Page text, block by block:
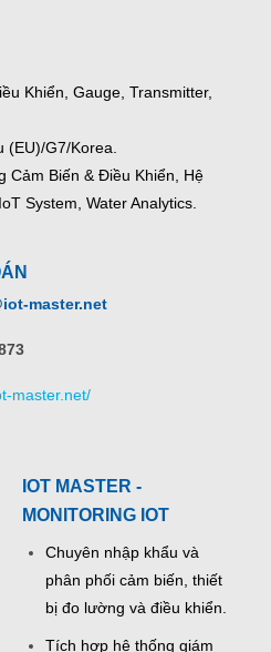
Khiển, Gauge, Transmitter,
(EU)/G7/Korea.
Cảm Biến & Điều Khiển, Hệ
System, Water Analytics.
master.net
master.net/
IOT MASTER -
MONITORING IOT
Chuyên nhập khẩu và
phân phối cảm biến, thiết
bị đo lường và điều khiển.
Tích hợp hệ thống giám